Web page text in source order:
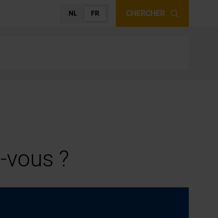
NL FR CHERCHER
?